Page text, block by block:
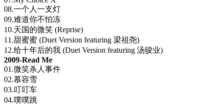
08.一个人一支灯
09.难道你不怕冻
10.天国的微笑 (Reprise)
11.甜蜜蜜 (Duet Version featuring 梁祖尧)
12.给十年后的我 (Duet Version featuring 汤骏业)
2009-Read Me
01.微笑杀人事件
02.慕容雪
03.叮叮车
04.噗噗跳